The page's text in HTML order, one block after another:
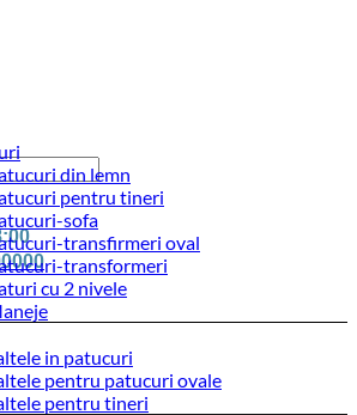
din lemn
pentru tineri
sofa
transfirmeri oval
transformeri
cu 2 nivele
in patucuri
pentru patucuri ovale
pentru tineri